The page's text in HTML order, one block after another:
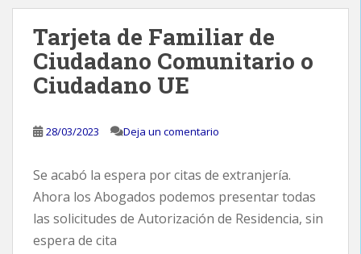
Tarjeta de Familiar de
Ciudadano Comunitario o
Ciudadano UE
28/03/2023 Deja un comentario
Se acabó la espera por citas de extranjería.
Ahora los Abogados podemos presentar todas
las solicitudes de Autorización de Residencia, sin
espera de cita